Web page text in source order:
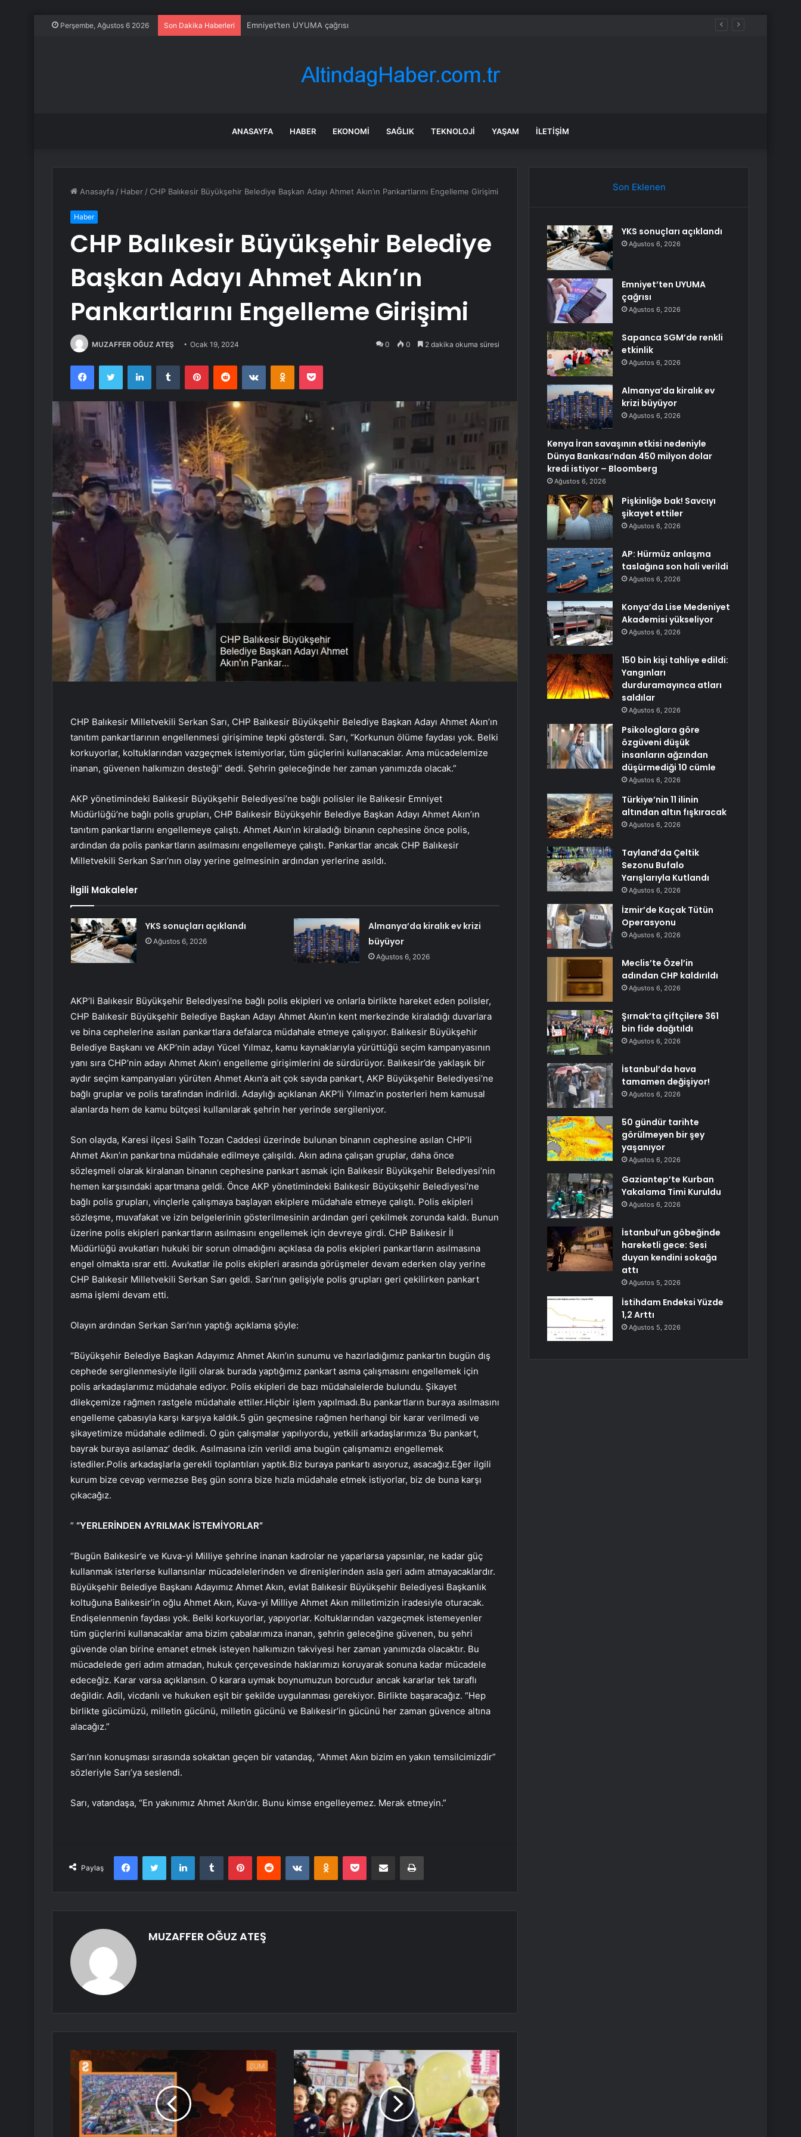
Perşembe, Ağustos 6 2026 Son Dakika Haberleri Emniyet’ten UYUMA çağrısı
ANASAYFA HABER EKONOMI SAĞLIK TEKNOLOJI YAŞAM İLETIŞIM
Anasayfa / Haber / CHP Balıkesir Büyükşehir Belediye Başkan Adayı Ahmet Akın’ın Pankartlarını Engelleme Girişimi
Haber
CHP Balıkesir Büyükşehir Belediye
Başkan Adayı Ahmet Akın’ın
Pankartlarını Engelleme Girişimi
MUZAFFER OĞUZ ATEŞ Ocak 19, 2024 0 0 2 dakika okuma süresi
FacebookTwitter LinkedInTumblr PinterestReddit VKontakteOdnoklassniki
Pocket
CHP Balıkesir Milletvekili Serkan Sarı, CHP Balıkesir Büyükşehir Belediye Başkan Adayı Ahmet Akın’ın
tanıtım pankartlarının engellenmesi girişimine tepki gösterdi. Sarı, “Korkunun ölüme faydası yok. Belki
korkuyorlar, koltuklarından vazgeçmek istemiyorlar, tüm güçlerini kullanacaklar. Ama mücadelemize
inanan, güvenen halkımızın desteği” dedi. Şehrin geleceğinde her zaman yanımızda olacak.”
AKP yönetimindeki Balıkesir Büyükşehir Belediyesi’ne bağlı polisler ile Balıkesir Emniyet
Müdürlüğü’ne bağlı polis grupları, CHP Balıkesir Büyükşehir Belediye Başkan Adayı Ahmet Akın’ın
tanıtım pankartlarını engellemeye çalıştı. Ahmet Akın’ın kiraladığı binanın cephesine önce polis,
ardından da polis pankartların asılmasını engellemeye çalıştı. Pankartlar ancak CHP Balıkesir
Milletvekili Serkan Sarı’nın olay yerine gelmesinin ardından yerlerine asıldı.
İlgili Makaleler
YKS sonuçları açıklandı
Ağustos 6, 2026
Almanya’da kiralık ev krizi
büyüyor
Ağustos 6, 2026
AKP’li Balıkesir Büyükşehir Belediyesi’ne bağlı polis ekipleri ve onlarla birlikte hareket eden polisler,
CHP Balıkesir Büyükşehir Belediye Başkan Adayı Ahmet Akın’ın kent merkezinde kiraladığı duvarlara
ve bina cephelerine asılan pankartlara defalarca müdahale etmeye çalışıyor. Balıkesir Büyükşehir
Belediye Başkanı ve AKP’nin adayı Yücel Yılmaz, kamu kaynaklarıyla yürüttüğü seçim kampanyasının
yanı sıra CHP’nin adayı Ahmet Akın’ı engelleme girişimlerini de sürdürüyor. Balıkesir’de yaklaşık bir
aydır seçim kampanyaları yürüten Ahmet Akın’a ait çok sayıda pankart, AKP Büyükşehir Belediyesi’ne
bağlı gruplar ve polis tarafından indirildi. Adaylığı açıklanan AKP’li Yılmaz’ın posterleri hem kamusal
alanlarda hem de kamu bütçesi kullanılarak şehrin her yerinde sergileniyor.
Son olayda, Karesi ilçesi Salih Tozan Caddesi üzerinde bulunan binanın cephesine asılan CHP’li
Ahmet Akın’ın pankartına müdahale edilmeye çalışıldı. Akın adına çalışan gruplar, daha önce
sözleşmeli olarak kiralanan binanın cephesine pankart asmak için Balıkesir Büyükşehir Belediyesi’nin
hemen karşısındaki apartmana geldi. Önce AKP yönetimindeki Balıkesir Büyükşehir Belediyesi’ne
bağlı polis grupları, vinçlerle çalışmaya başlayan ekiplere müdahale etmeye çalıştı. Polis ekipleri
sözleşme, muvafakat ve izin belgelerinin gösterilmesinin ardından geri çekilmek zorunda kaldı. Bunun
üzerine polis ekipleri pankartların asılmasını engellemek için devreye girdi. CHP Balıkesir İl
Müdürlüğü avukatları hukuki bir sorun olmadığını açıklasa da polis ekipleri pankartların asılmasına
engel olmakta ısrar etti. Avukatlar ile polis ekipleri arasında görüşmeler devam ederken olay yerine
CHP Balıkesir Milletvekili Serkan Sarı geldi. Sarı’nın gelişiyle polis grupları geri çekilirken pankart
asma işlemi devam etti.
Olayın ardından Serkan Sarı’nın yaptığı açıklama şöyle:
“Büyükşehir Belediye Başkan Adayımız Ahmet Akın’ın sunumu ve hazırladığımız pankartın bugün dış
cephede sergilenmesiyle ilgili olarak burada yaptığımız pankart asma çalışmasını engellemek için
polis arkadaşlarımız müdahale ediyor. Polis ekipleri de bazı müdahalelerde bulundu. Şikayet
dilekçemize rağmen rastgele müdahale ettiler.Hiçbir işlem yapılmadı.Bu pankartların buraya asılmasını
engelleme çabasıyla karşı karşıya kaldık.5 gün geçmesine rağmen herhangi bir karar verilmedi ve
şikayetimize müdahale edilmedi. O gün çalışmalar yapılıyordu, yetkili arkadaşlarımıza ‘Bu pankart,
bayrak buraya asılamaz’ dedik. Asılmasına izin verildi ama bugün çalışmamızı engellemek
istediler.Polis arkadaşlarla gerekli toplantıları yaptık.Biz buraya pankartı asıyoruz, asacağız.Eğer ilgili
kurum bize cevap vermezse Beş gün sonra bize hızla müdahale etmek istiyorlar, biz de buna karşı
çıkacağız.
” “YERLERİNDEN AYRILMAK İSTEMİYORLAR”
“Bugün Balıkesir’e ve Kuva-yi Milliye şehrine inanan kadrolar ne yaparlarsa yapsınlar, ne kadar güç
kullanmak isterlerse kullansınlar mücadelelerinden ve direnişlerinden asla geri adım atmayacaklardır.
Büyükşehir Belediye Başkanı Adayımız Ahmet Akın, evlat Balıkesir Büyükşehir Belediyesi Başkanlık
koltuğuna Balıkesir’in oğlu Ahmet Akın, Kuva-yi Milliye Ahmet Akın milletimizin iradesiyle oturacak.
Endişelenmenin faydası yok. Belki korkuyorlar, yapıyorlar. Koltuklarından vazgeçmek istemeyenler
tüm güçlerini kullanacaklar ama bizim çabalarımıza inanan, şehrin geleceğine güvenen, bu şehri
güvende olan birine emanet etmek isteyen halkımızın takviyesi her zaman yanımızda olacaktır. Bu
mücadelede geri adım atmadan, hukuk çerçevesinde haklarımızı koruyarak sonuna kadar mücadele
edeceğiz. Karar varsa açıklansın. O karara uymak boynumuzun borcudur ancak kararlar tek taraflı
değildir. Adil, vicdanlı ve hukuken eşit bir şekilde uygulanması gerekiyor. Birlikte başaracağız. “Hep
birlikte gücümüzü, milletin gücünü, milletin gücünü ve Balıkesir’in gücünü her zaman güvence altına
alacağız.”
Sarı’nın konuşması sırasında sokaktan geçen bir vatandaş, “Ahmet Akın bizim en yakın temsilcimizdir”
sözleriyle Sarı’ya seslendi.
Sarı, vatandaşa, “En yakınımız Ahmet Akın’dır. Bunu kimse engelleyemez. Merak etmeyin.”
Paylaş
FacebookTwitter LinkedInTumblr PinterestReddit VKontakteOdnoklassniki
Pocket E-Posta ile paylaş Yazdır
MUZAFFER OĞUZ ATEŞ
Son Eklenen
YKS sonuçları açıklandı
Ağustos 6, 2026
Emniyet’ten UYUMA
çağrısı
Ağustos 6, 2026
Sapanca SGM’de renkli
etkinlik
Ağustos 6, 2026
Almanya’da kiralık ev
krizi büyüyor
Ağustos 6, 2026
Kenya İran savaşının etkisi nedeniyle
Dünya Bankası’ndan 450 milyon dolar
kredi istiyor – Bloomberg
Ağustos 6, 2026
Pişkinliğe bak! Savcıyı
şikayet ettiler
Ağustos 6, 2026
AP: Hürmüz anlaşma
taslağına son hali verildi
Ağustos 6, 2026
Konya’da Lise Medeniyet
Akademisi yükseliyor
Ağustos 6, 2026
150 bin kişi tahliye edildi:
Yangınları
durduramayınca atları
saldılar
Ağustos 6, 2026
Psikologlara göre
özgüveni düşük
insanların ağzından
düşürmediği 10 cümle
Ağustos 6, 2026
Türkiye’nin 11 ilinin
altından altın fışkıracak
Ağustos 6, 2026
Tayland’da Çeltik
Sezonu Bufalo
Yarışlarıyla Kutlandı
Ağustos 6, 2026
İzmir’de Kaçak Tütün
Operasyonu
Ağustos 6, 2026
Meclis’te Özel’in
adından CHP kaldırıldı
Ağustos 6, 2026
Şırnak’ta çiftçilere 361
bin fide dağıtıldı
Ağustos 6, 2026
İstanbul’da hava
tamamen değişiyor!
Ağustos 6, 2026
50 gündür tarihte
görülmeyen bir şey
yaşanıyor
Ağustos 6, 2026
Gaziantep’te Kurban
Yakalama Timi Kuruldu
Ağustos 6, 2026
İstanbul’un göbeğinde
hareketli gece: Sesi
duyan kendini sokağa
attı
Ağustos 5, 2026
İstihdam Endeksi Yüzde
1,2 Arttı
Ağustos 5, 2026